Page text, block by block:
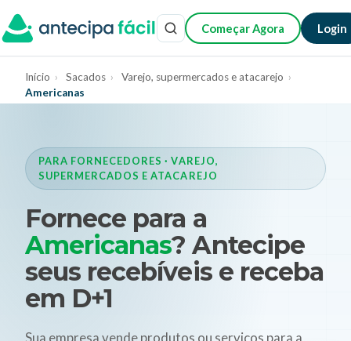
Começar Agora Login
Início › Sacados › Varejo, supermercados e atacarejo ›
Americanas
PARA FORNECEDORES · VAREJO,
SUPERMERCADOS E ATACAREJO
Fornece para a
Americanas? Antecipe
seus recebíveis e receba
em D+1
Sua empresa vende produtos ou serviços para a